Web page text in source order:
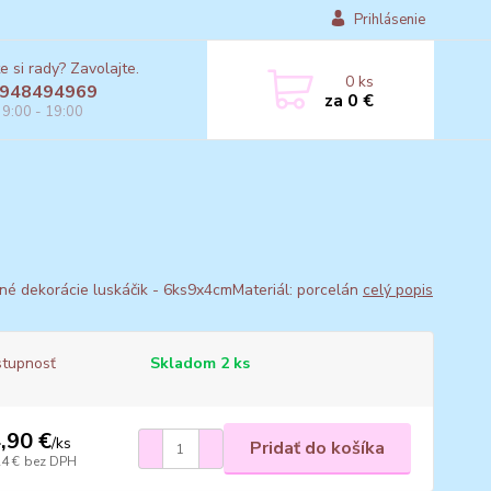
Prihlásenie
si rady? Zavolajte.
- 19:00
0ks
za 0 €
dekorácie luskáčik - 6ks9x4cmMateriál: porcelán celý popis
Skladom 2 ks
€/ks
€ bez DPH
Pridať do košíka